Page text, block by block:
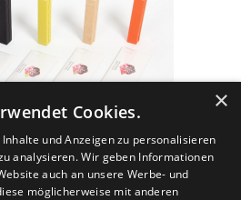
×
Cookies.
und Anzeigen zu personalisieren
analysieren. Wir geben Informationen
auch an unsere Werbe- und
möglicherweise mit anderen